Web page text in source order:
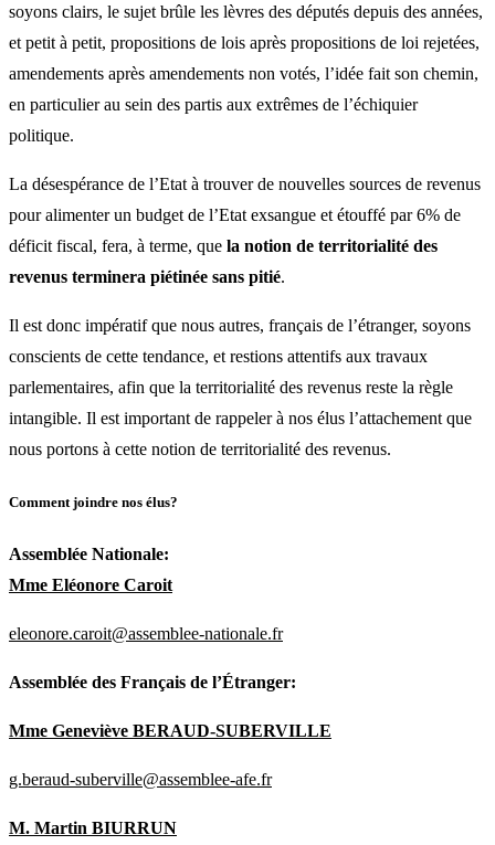
soyons clairs, le sujet brûle les lèvres des députés depuis des années,
et petit à petit, propositions de lois après propositions de loi rejetées,
amendements après amendements non votés, l’idée fait son chemin,
en particulier au sein des partis aux extrêmes de l’échiquier
politique.
La désespérance de l’Etat à trouver de nouvelles sources de revenus
pour alimenter un budget de l’Etat exsangue et étouffé par 6% de
déficit fiscal, fera, à terme, que la notion de territorialité des
revenus terminera piétinée sans pitié.
Il est donc impératif que nous autres, français de l’étranger, soyons
conscients de cette tendance, et restions attentifs aux travaux
parlementaires, afin que la territorialité des revenus reste la règle
intangible. Il est important de rappeler à nos élus l’attachement que
nous portons à cette notion de territorialité des revenus.
Comment joindre nos élus?
Assemblée Nationale:
Mme Eléonore Caroit
eleonore.caroit@assemblee-nationale.fr
Assemblée des Français de l’Étranger:
Mme Geneviève BERAUD-SUBERVILLE
g.beraud-suberville@assemblee-afe.fr
M. Martin BIURRUN